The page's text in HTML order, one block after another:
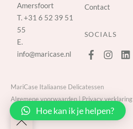
Amersfoort
T.+31 6 52 39 51
55
E.
info@maricase.nl
Contact
SOCIALS
Back
MariCase Italiaanse Delicatessen
Algemene voorwaarden
Privacy verklaring
Hoe kan ik je helpen?